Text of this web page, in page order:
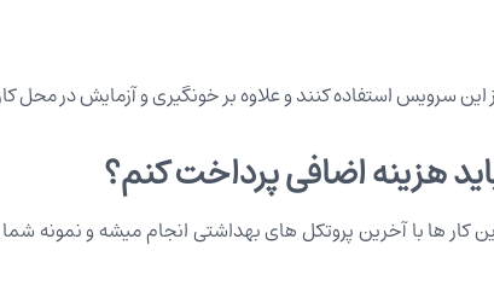
سرویس استفاده کنند و علاوه بر خونگیری و آزمایش در محل
هزینه اضافی پرداخت کنم؟
کار ها با آخرین پروتکل های بهداشتی انجام میشه و